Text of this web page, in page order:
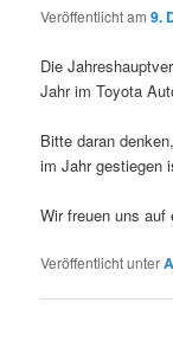
Veröffentlicht am9.
Die
Jahr im Toyota
Bitte daran
im Jahr gestiegen
Wir freuen uns auf
Veröffentlicht unter